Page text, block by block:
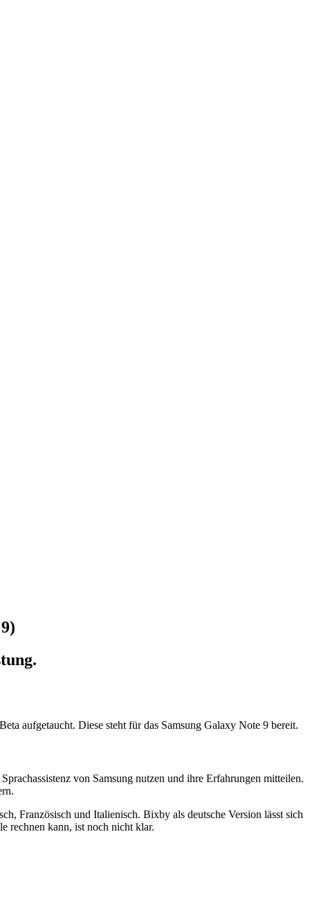
aufgetaucht. Diese steht für das Samsung Galaxy Note 9 bereit.
von Samsung nutzen und ihre Erfahrungen mitteilen.
Französisch und Italienisch. Bixby als deutsche Version lässt sich
rechnen kann, ist noch nicht klar.